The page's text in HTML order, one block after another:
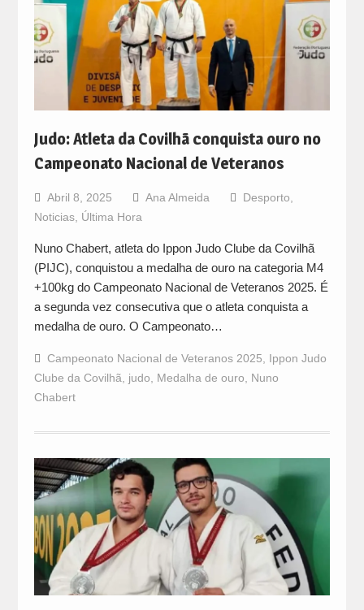
Judo: Atleta da Covilhã conquista ouro no
Campeonato Nacional de Veteranos
Abril 8, 2025 Ana Almeida Desporto
Noticias, Última Hora
Nuno Chabert, atleta do Ippon Judo Clube da Covilhã
(PIJC), conquistou a medalha de ouro na categoria M4
+100kg do Campeonato Nacional de Veteranos 2025. É
a segunda vez consecutiva que o atleta conquista a
medalha de ouro. O Campeonato…
Campeonato Nacional de Veteranos 2025
Ippon Judo
Clube da Covilhã
judo Medalha de ouro
Nuno
Chabert